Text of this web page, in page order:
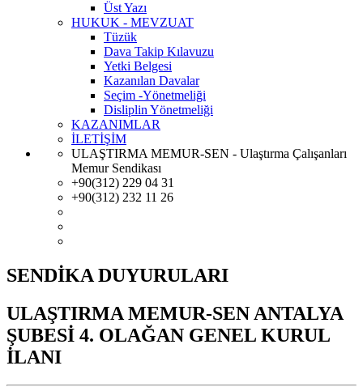
Üst Yazı
HUKUK - MEVZUAT
Tüzük
Dava Takip Kılavuzu
Yetki Belgesi
Kazanılan Davalar
Seçim -Yönetmeliği
Disliplin Yönetmeliği
KAZANIMLAR
İLETİŞİM
ULAŞTIRMA MEMUR-SEN - Ulaştırma Çalışanları
Memur Sendikası
+90(312) 229 04 31
+90(312) 232 11 26
SENDİKA DUYURULARI
ULAŞTIRMA MEMUR-SEN ANTALYA
ŞUBESİ 4. OLAĞAN GENEL KURUL
İLANI